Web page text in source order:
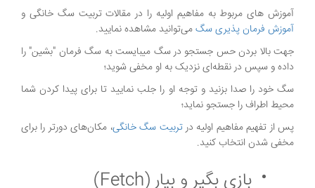
آموزش های مربوط به مفاهیم اولیه را در مقالات تربیت سگ خانگی و
آموزش فرمان پذیری سگمی‌توانید مشاهده نمایید.
جهت بالا بردن حس جستجو در سگ میبایست به سگ فرمان "بشین" را
داده و سپس در نقطه‌ای نزدیک به او مخفی شوید؛
سگ خود را صدا بزنید و توجه او را جلب نمایید تا برای پیدا کردن شما
محیط اطراف را جستجو نماید؛
پس از تفهیم مفاهیم اولیه درتربیت سگ خانگی، مکان‌های دورتر را برای
مخفی شدن انتخاب کنید.
بازی بگیر و بیار (Fetch)